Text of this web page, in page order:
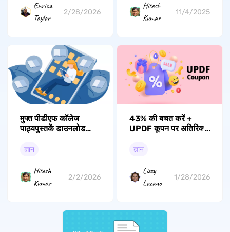
Enrica
Taylor
2/28/2026
Hitesh
Kumar
11/4/2025
मुफ्त पीडीएफ कॉलेज
पाठ्यपुस्तकें डाउनलोड
वेबसाइटें
ज्ञान
Hitesh
Kumar
2/2/2026
43% की बचत करें +
UPDF कूपन पर अतिरिक्त
अनलॉक करें!
ज्ञान
Lizzy
Lozano
1/28/2026